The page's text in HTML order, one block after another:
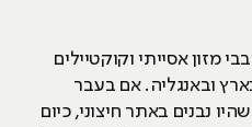
מזון אסייתי וקוקטיילים
ובאנגליה. אם בעבר
נבנים באתר חיצוני, כיום